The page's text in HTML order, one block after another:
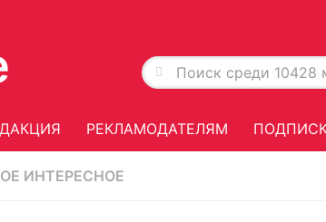
РЕКЛАМОДАТЕЛЯМ
ИНТЕРЕСНОЕ